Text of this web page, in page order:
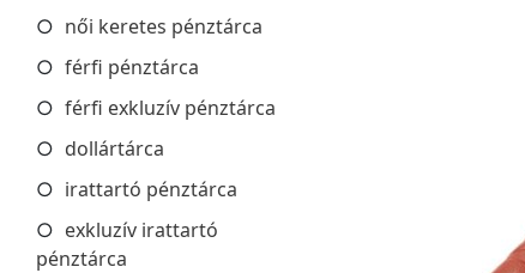
női keretes pénztárca
férfi pénztárca
férfi exkluzív pénztárca
dollártárca
irattartó pénztárca
exkluzív irattartó
pénztárca